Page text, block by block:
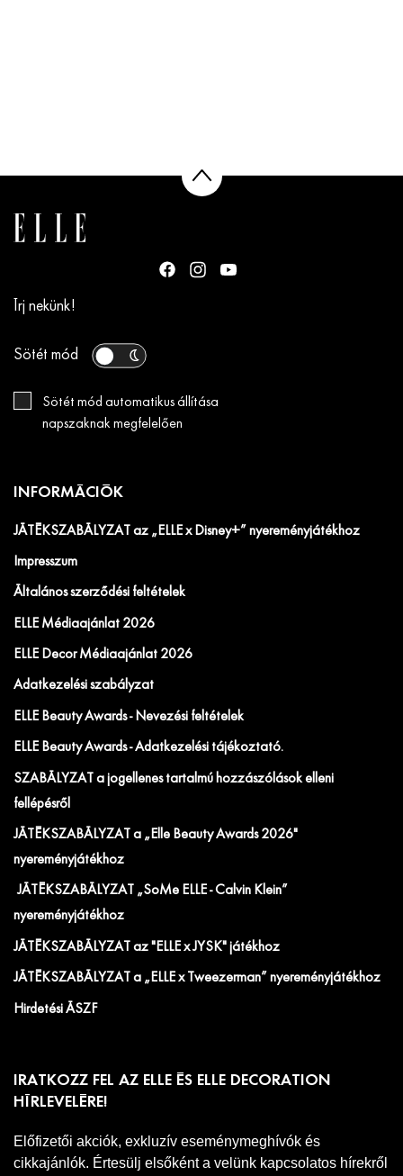
Írj nekünk!
Sötét mód
Sötét mód automatikus állítása
napszaknak megfelelően
INFORMÁCIÓK
JÁTÉKSZABÁLYZAT az „ELLE x Disney+” nyereményjátékhoz
Impresszum
Általános szerződési feltételek
ELLE Médiaajánlat 2026
ELLE Decor Médiaajánlat 2026
Adatkezelési szabályzat
ELLE Beauty Awards - Nevezési feltételek
ELLE Beauty Awards - Adatkezelési tájékoztató.
SZABÁLYZAT a jogellenes tartalmú hozzászólások elleni
fellépésről
JÁTÉKSZABÁLYZAT a „Elle Beauty Awards 2026"
nyereményjátékhoz
JÁTÉKSZABÁLYZAT „SoMe ELLE - Calvin Klein”
nyereményjátékhoz
JÁTÉKSZABÁLYZAT az "ELLE x JYSK" játékhoz
JÁTÉKSZABÁLYZAT a „ELLE x Tweezerman” nyereményjátékhoz
Hirdetési ÁSZF
IRATKOZZ FEL AZ ELLE ÉS ELLE DECORATION
HÍRLEVELÉRE!
Előfizetői akciók, exkluzív eseménymeghívók és
cikkajánlók. Értesülj elsőként a velünk kapcsolatos hírekről